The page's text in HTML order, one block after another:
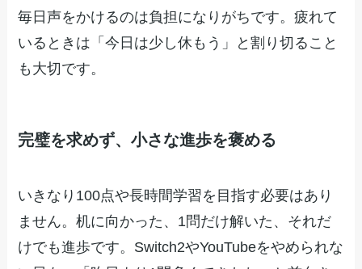
毎日声をかけるのは負担になりがちです。疲れて
いるときは「今日は少し休もう」と割り切ること
も大切です。
完璧を求めず、小さな進歩を褒める
いきなり100点や長時間学習を目指す必要はあり
ません。机に向かった、1問だけ解いた、それだ
けでも進歩です。Switch2やYouTubeをやめられな